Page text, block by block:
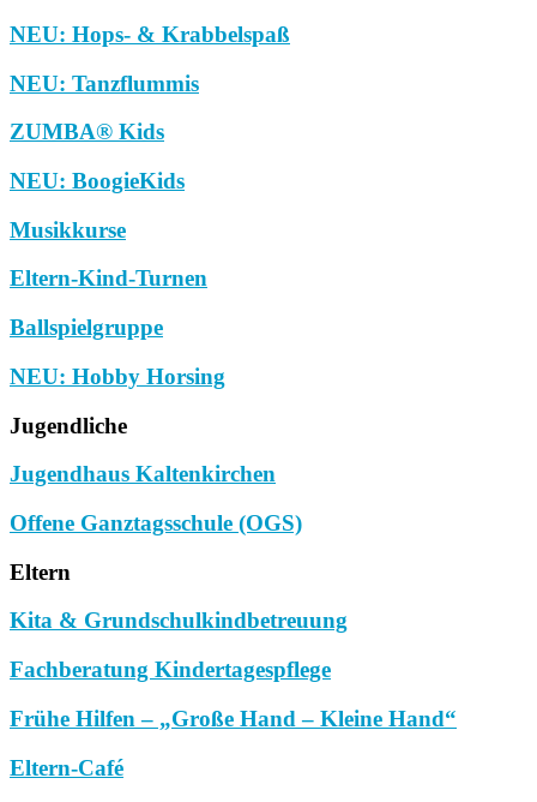
NEU: Hops- & Krabbelspaß
NEU: Tanzflummis
ZUMBA® Kids
NEU: BoogieKids
Musikkurse
Eltern-Kind-Turnen
Ballspielgruppe
NEU: Hobby Horsing
Jugendliche
Jugendhaus Kaltenkirchen
Offene Ganztagsschule (OGS)
Eltern
Kita & Grundschulkindbetreuung
Fachberatung Kindertagespflege
Frühe Hilfen – „Große Hand – Kleine Hand“
Eltern-Café